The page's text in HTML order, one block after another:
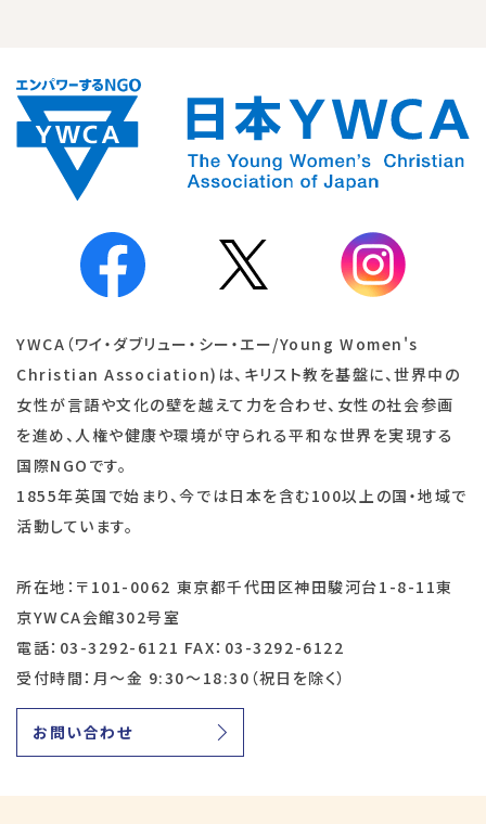
YWCA（ワイ・ダブリュー・シー・エー/Young Women's
Christian Association)は、キリスト教を基盤に、世界中の
女性が言語や文化の壁を越えて力を合わせ、女性の社会参画
を進め、人権や健康や環境が守られる平和な世界を実現する
国際NGOです。
1855年英国で始まり、今では日本を含む100以上の国・地域で
活動しています。
所在地：〒101-0062 東京都千代田区神田駿河台1-8-11東
京YWCA会館302号室
電話：03-3292-6121 FAX：03-3292-6122
受付時間：月～金 9:30～18:30（祝日を除く）
お問い合わせ